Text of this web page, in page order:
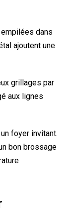
dans
ajoutent une
grillages par
aux lignes
foyer invitant.
bon brossage